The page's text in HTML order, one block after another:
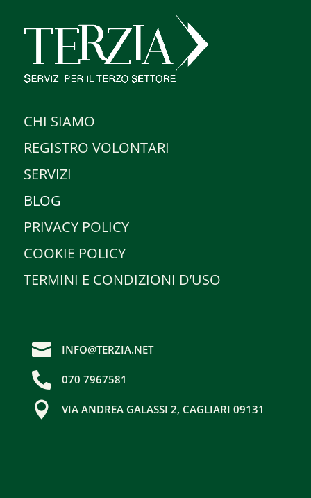
CHI SIAMO
REGISTRO VOLONTARI
SERVIZI
BLOG
PRIVACY POLICY
COOKIE POLICY
TERMINI E CONDIZIONI D’USO
 INFO@TERZIA.NET
 070 7967581
 VIA ANDREA GALASSI 2, CAGLIARI 09131